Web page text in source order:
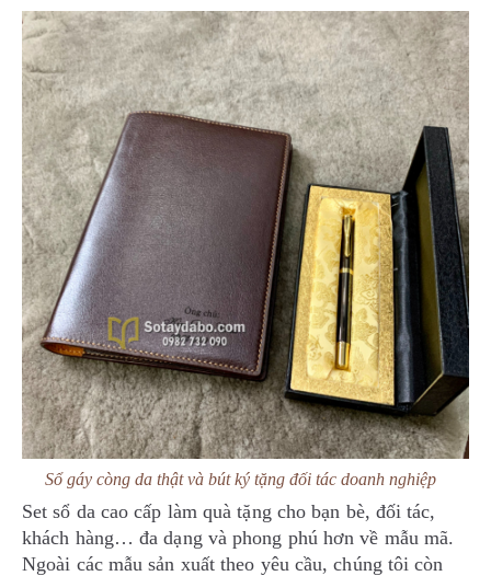
Sổ gáy còng da thật và bút ký tặng đối tác doanh nghiệp
Set sổ da cao cấp làm quà tặng cho bạn bè, đối tác,
khách hàng… đa dạng và phong phú hơn về mẫu mã.
Ngoài các mẫu sản xuất theo yêu cầu, chúng tôi còn